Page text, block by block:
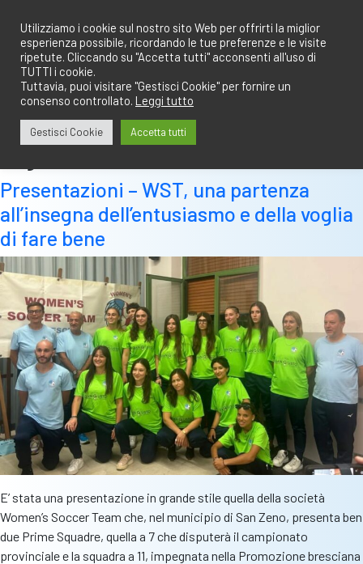
contenuto
Presentazioni – WST, una partenza
all’insegna dell’entusiasmo e della voglia
di fare bene
E’ stata una presentazione in grande stile quella della società
Women’s Soccer Team che, nel municipio di San Zeno, presenta ben
due Prime Squadre, quella a 7 che disputerà il campionato
provinciale e la squadra a 11, impegnata nella Promozione bresciana
Utilizziamo i cookie sul nostro sito Web per offrirti la miglior
esperienza possibile, ricordando le tue preferenze e le visite
ripetute. Cliccando su "Accetta tutti" acconsenti all'uso di
TUTTI i cookie.
Tuttavia, puoi visitare "Gestisci Cookie" per fornire un
consenso controllato. Leggi tutto
Gestisci Cookie Accetta tutti